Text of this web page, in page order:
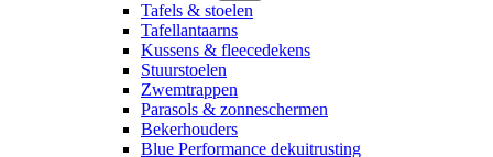
Tafels & stoelen
Tafellantaarns
Kussens & fleecedekens
Stuurstoelen
Zwemtrappen
Parasols & zonneschermen
Bekerhouders
Blue Performance dekuitrusting